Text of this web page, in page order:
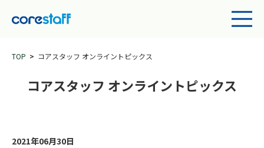
TOP コアスタッフ オンライントピックス
コアスタッフ オンライントピックス
2021年06月30日